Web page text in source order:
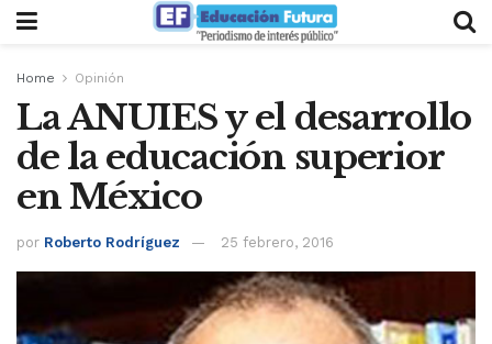
Home Opinión
La ANUIES y el desarrollo
de la educación superior
en México
por Roberto Rodríguez 25 febrero, 2016